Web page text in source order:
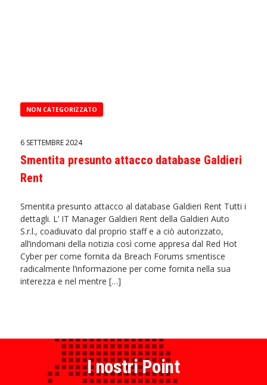
NON CATEGORIZZATO
6 SETTEMBRE 2024
Smentita presunto attacco database Galdieri
Rent
Smentita presunto attacco al database Galdieri Rent Tutti i
dettagli. L’ IT Manager Galdieri Rent della Galdieri Auto
S.r.l., coadiuvato dal proprio staff e a ciò autorizzato,
all’indomani della notizia così come appresa dal Red Hot
Cyber per come fornita da Breach Forums smentisce
radicalmente l’informazione per come fornita nella sua
interezza e nel mentre […]
I nostri Point